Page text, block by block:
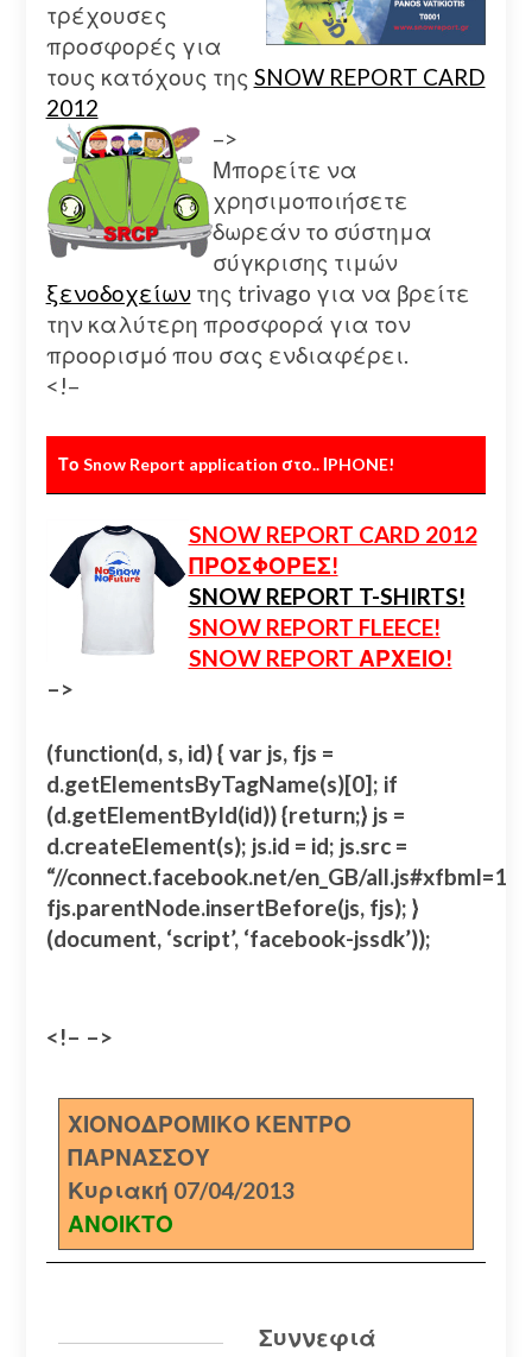
τρέχουσες
προσφορές για
τους κατόχους της SNOW REPORT CARD
2012
–>
Μπορείτε να
χρησιμοποιήσετε
δωρεάν το σύστημα
σύγκρισης τιμών
ξενοδοχείωντης trivago για να βρείτε
την καλύτερη προσφορά για τον
προορισμό που σας ενδιαφέρει.
<!–
Το Snow Report application στο.. ΙPHONE!
SNOW REPORT CARD 2012
ΠΡΟΣΦΟΡΕΣ!
SNOW REPORT T-SHIRTS!
SNOW REPORT FLEECE!
SNOW REPORT ΑΡΧΕΙΟ!
–>
(function(d, s, id) { var js, fjs =
d.getElementsByTagName(s)[0]; if
(d.getElementById(id)) {return;} js =
d.createElement(s); js.id = id; js.src =
“//connect.facebook.net/en_GB/
fjs.parentNode.insertBefore(js, fjs); }
(document, ‘script’, ‘facebook-jssdk’));
<!– –>
ΧΙΟΝΟΔΡΟΜΙΚΟ ΚΕΝΤΡΟ
ΠΑΡΝΑΣΣΟΥ
Κυριακή 07/04/2013
ΑΝΟΙΚΤΟ
Συννεφιά